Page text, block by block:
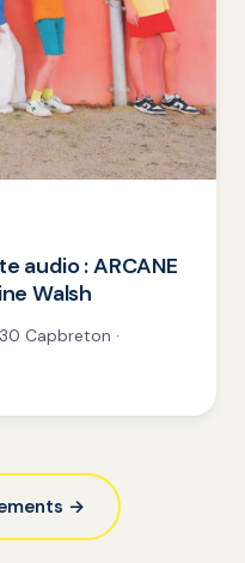
audio : ARCANE
Walsh
Capbreton ·
→